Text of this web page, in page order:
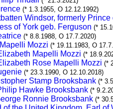
(* 1.3.1955, O 12.12.1992)
Windsor, formerly
of York geb. Ferguson (*
(* 8.8.1988, O 17.7.2020)
Mozzi (* 19.11.1983, O
Mapelli Mozzi (*
Rose Mapelli Mozzi (*
(* 23.3.1990, O 12.10.2018)
Stamp Brooksbank (*
Hawke Brooksbank (*
Ronnie Brooksbank (*